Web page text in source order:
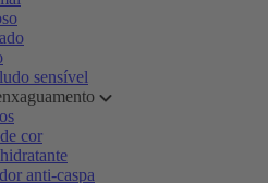
sensível
cor
anti-caspa